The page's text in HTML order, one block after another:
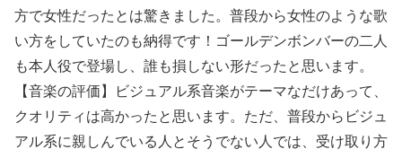
方で女性だったとは驚きました。普段から女性のような歌
い方をしていたのも納得です！ゴールデンボンバーの二人
も本人役で登場し、誰も損しない形だったと思います。
【音楽の評価】ビジュアル系音楽がテーマなだけあって、
クオリティは高かったと思います。ただ、普段からビジュ
アル系に親しんでいる人とそうでない人では、受け取り方